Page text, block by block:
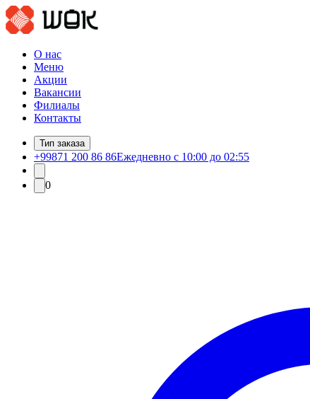
О нас
Меню
Акции
Вакансии
Филиалы
Контакты
Тип заказа
+99871 200 86 86Ежедневно с 10:00 до 02:55
0